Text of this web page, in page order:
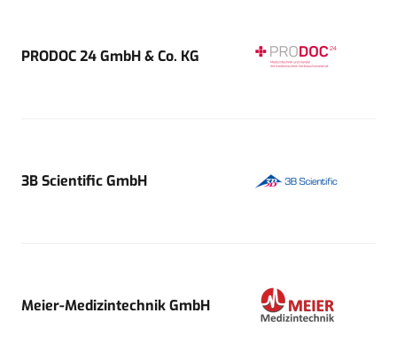
PRODOC 24 GmbH & Co. KG
3B Scientific GmbH
Meier-Medizintechnik GmbH